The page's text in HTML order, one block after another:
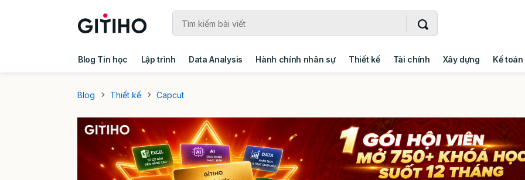
Blog Tin học Lập trình Data Analysis Hành chính nhân sự Thiết kế Tài chính Xây dựng Kế toán
Blog
Thiết kế Capcut